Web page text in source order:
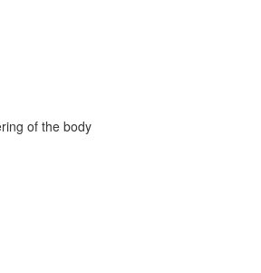
of the body